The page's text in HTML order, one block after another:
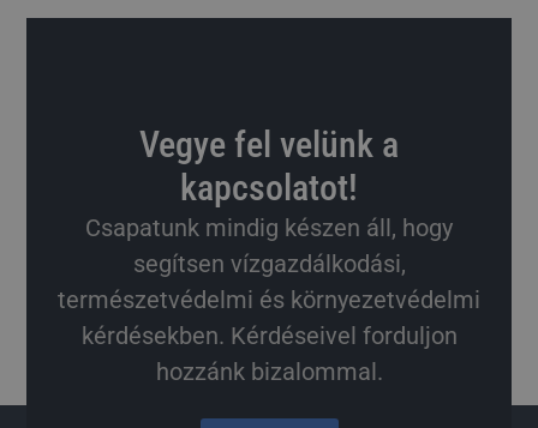
Vegye fel velünk a
kapcsolatot!
Csapatunk mindig készen áll, hogy
segítsen vízgazdálkodási,
természetvédelmi és környezetvédelmi
kérdésekben. Kérdéseivel forduljon
hozzánk bizalommal.